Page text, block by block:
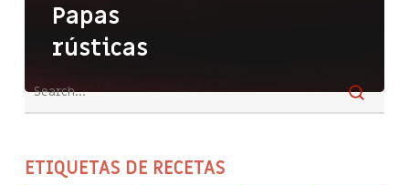
Papas
rústicas
ETIQUETAS DE RECETAS